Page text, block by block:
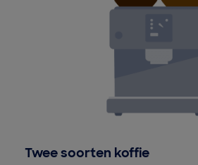
Twee soorten koffie